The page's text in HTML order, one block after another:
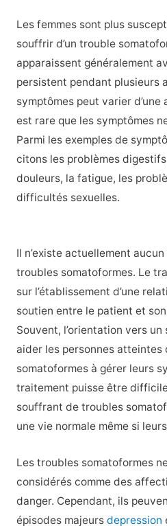
Les femmes sont plus
souffrir d’un trouble
apparaissent généralement
persistent pendant plusieurs
symptômes peut varier d’une
est rare que les symptômes
Parmi les exemples de
citons les problèmes
douleurs, la fatigue, les
difficultés sexuelles.
Il n’existe actuellement
troubles somatoformes. Le
sur l’établissement d’une
soutien entre le patient et
Souvent, l’orientation vers un
aider les personnes atteintes
somatoformes à gérer leurs
traitement puisse être
souffrant de troubles
une vie normale même si
Les troubles somatoformes
considérés comme des
danger. Cependant, ils
épisodes majeurs depression